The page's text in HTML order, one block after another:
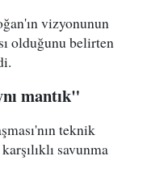
vizyonunun
olduğunu belirten
mantık"
teknik
savunma